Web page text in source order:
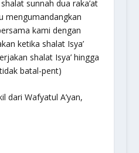
sunnah dua raka’at
mengumandangkan
kami dengan
ketika shalat Isya’
shalat Isya’ hingga
batal-pent)
dari Wafyatul A’yan,